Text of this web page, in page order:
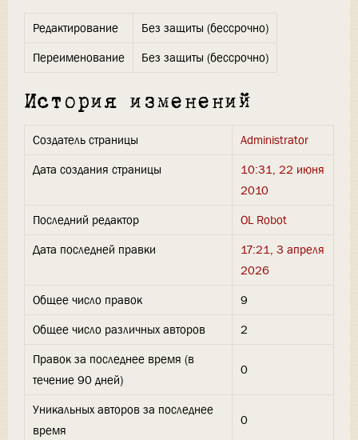
Редактирование
Без защиты (бессрочно)
Переименование
Без защиты (бессрочно)
История изменений
Создатель страницы
Administrator
Дата создания страницы
10:31, 22 июня
2010
Последний редактор
OL Robot
Дата последней правки
17:21, 3 апреля
2026
Общее число правок
9
Общее число различных авторов
2
Правок за последнее время (в
течение 90 дней)
0
Уникальных авторов за последнее
время
0